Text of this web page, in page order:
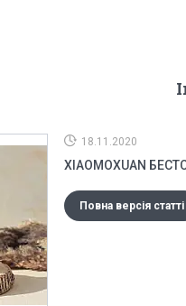
18.11.2020
XIAOMOXUAN
Повна версія статті